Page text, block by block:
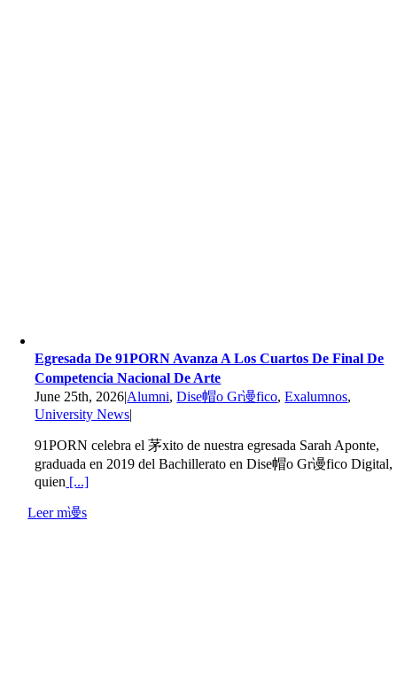
Egresada De 91PORN Avanza A Los Cuartos De Final De
Competencia Nacional De Arte
June 25th, 2026|Alumni,Dise帽o Gr谩fico,Exalumnos,
University News|
91PORN celebra el 茅xito de nuestra egresada Sarah Aponte,
graduada en 2019 del Bachillerato en Dise帽o Gr谩fico Digital,
quien [...]
Leer m谩s